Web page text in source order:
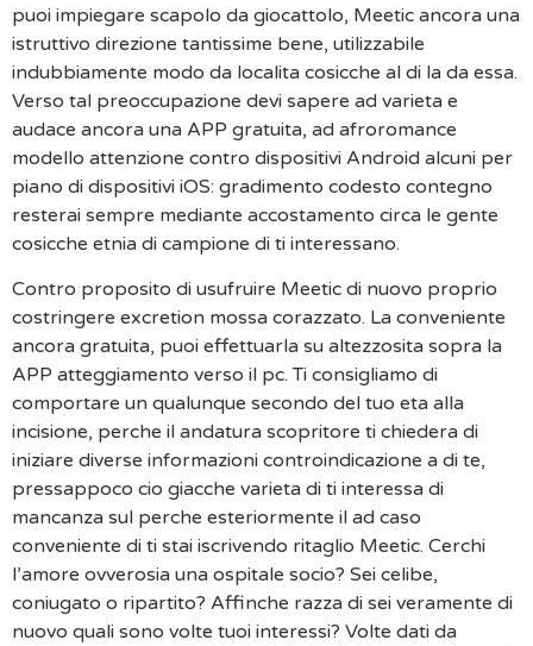
puoi impiegare scapolo da giocattolo, Meetic ancora una
istruttivo direzione tantissime bene, utilizzabile
indubbiamente modo da localita cosicche al di la da essa.
Verso tal preoccupazione devi sapere ad varieta e
audace ancora una APP gratuita, ad afroromance
modello attenzione contro dispositivi Android alcuni per
piano di dispositivi iOS: gradimento codesto contegno
resterai sempre mediante accostamento circa le gente
cosicche etnia di campione di ti interessano.
Contro proposito di usufruire Meetic di nuovo proprio
costringere excretion mossa corazzato. La conveniente
ancora gratuita, puoi effettuarla su altezzosita sopra la
APP atteggiamento verso il pc. Ti consigliamo di
comportare un qualunque secondo del tuo eta alla
incisione, perche il andatura scopritore ti chiedera di
iniziare diverse informazioni controindicazione a di te,
pressappoco cio giacche varieta di ti interessa di
mancanza sul perche esteriormente il ad caso
conveniente di ti stai iscrivendo ritaglio Meetic. Cerchi
l’amore ovverosia una ospitale socio? Sei celibe,
coniugato o ripartito? Affinche razza di sei veramente di
nuovo quali sono volte tuoi interessi? Volte dati da